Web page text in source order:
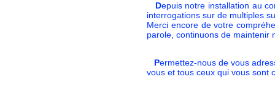
Depuis notre installation au
interrogations sur de multiples
Merci encore de votre
parole, continuons de maintenir
Permettez-nous de vous
vous et tous ceux qui vous sont